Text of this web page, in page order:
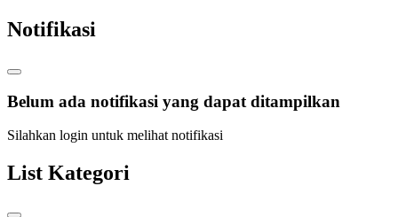
Notifikasi
Belum ada notifikasi yang dapat ditampilkan
Silahkan login untuk melihat notifikasi
List Kategori